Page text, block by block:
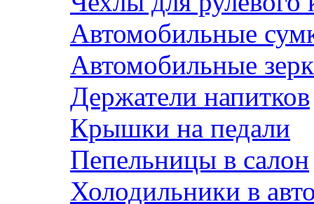
Автомобильные
Автомобильные
Держатели напитков
Крышки на педали
Пепельницы в салон
Холодильники в